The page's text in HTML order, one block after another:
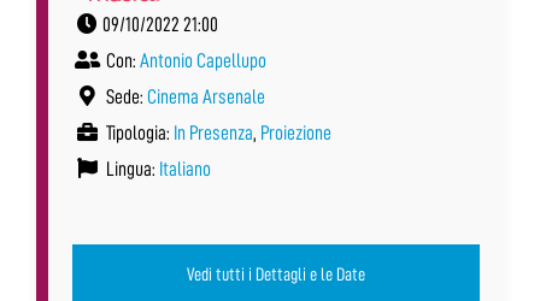
09/10/2022 21:00
Con: Antonio Capellupo
Sede: Cinema Arsenale
Tipologia: In Presenza, Proiezione
Lingua: Italiano
Vedi tutti i Dettagli e le Date